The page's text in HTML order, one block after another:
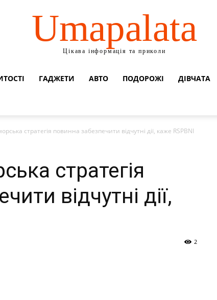
Umapalata
Цікава інформація та приколи
ГАДЖЕТИ АВТО ПОДОРОЖІ ДІВЧАТА
стратегія повинна забезпечити відчутні дії, каже RSPBNI
стратегія
відчутні дії,
2